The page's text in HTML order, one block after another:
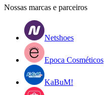
Nossas marcas e parceiros
Netshoes
Epoca Cosméticos
KaBuM!